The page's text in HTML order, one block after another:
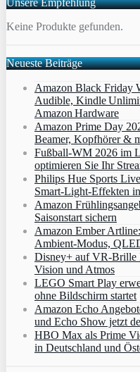
Keine Produkte gefunden.
Neueste Beiträge
Amazon Black Friday
Audible, Kindle
Amazon Hardware
Amazon Prime Day
Beamer, Kopfhörer &
Fußball-WM 2026 im
optimieren Sie Ihr
Philips Hue Sports
Smart‑Light‑Effekten
Amazon
Saisonstart sichern
Amazon Ember
Ambient‑Modus,
Disney+ auf VR-Brille
Vision und Atmos
LEGO Smart Play
ohne Bildschirm startet
Amazon Echo
und Echo Show jetzt
HBO Max als Prime
in Deutschland und